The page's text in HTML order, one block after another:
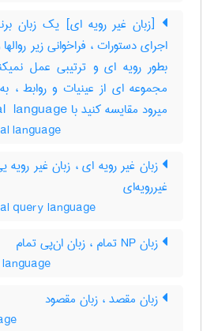
[زبان غیر رویه ای] یک زبان
اجرای دستورات ، فراخوانی زیر
بطور رویه ای و ترتیبی عمل
مجموعه ای از عینیات و روابط ،
میرود مقایسه کنید با ‎procedural ‎ language
language
زبان غیر رویه ای ، زبان غیر رویه
غیررویه‌ای
query language
زبان NP تمام ، زبان ان‌پی تمام
زبان مقصد ، زبان مقصود